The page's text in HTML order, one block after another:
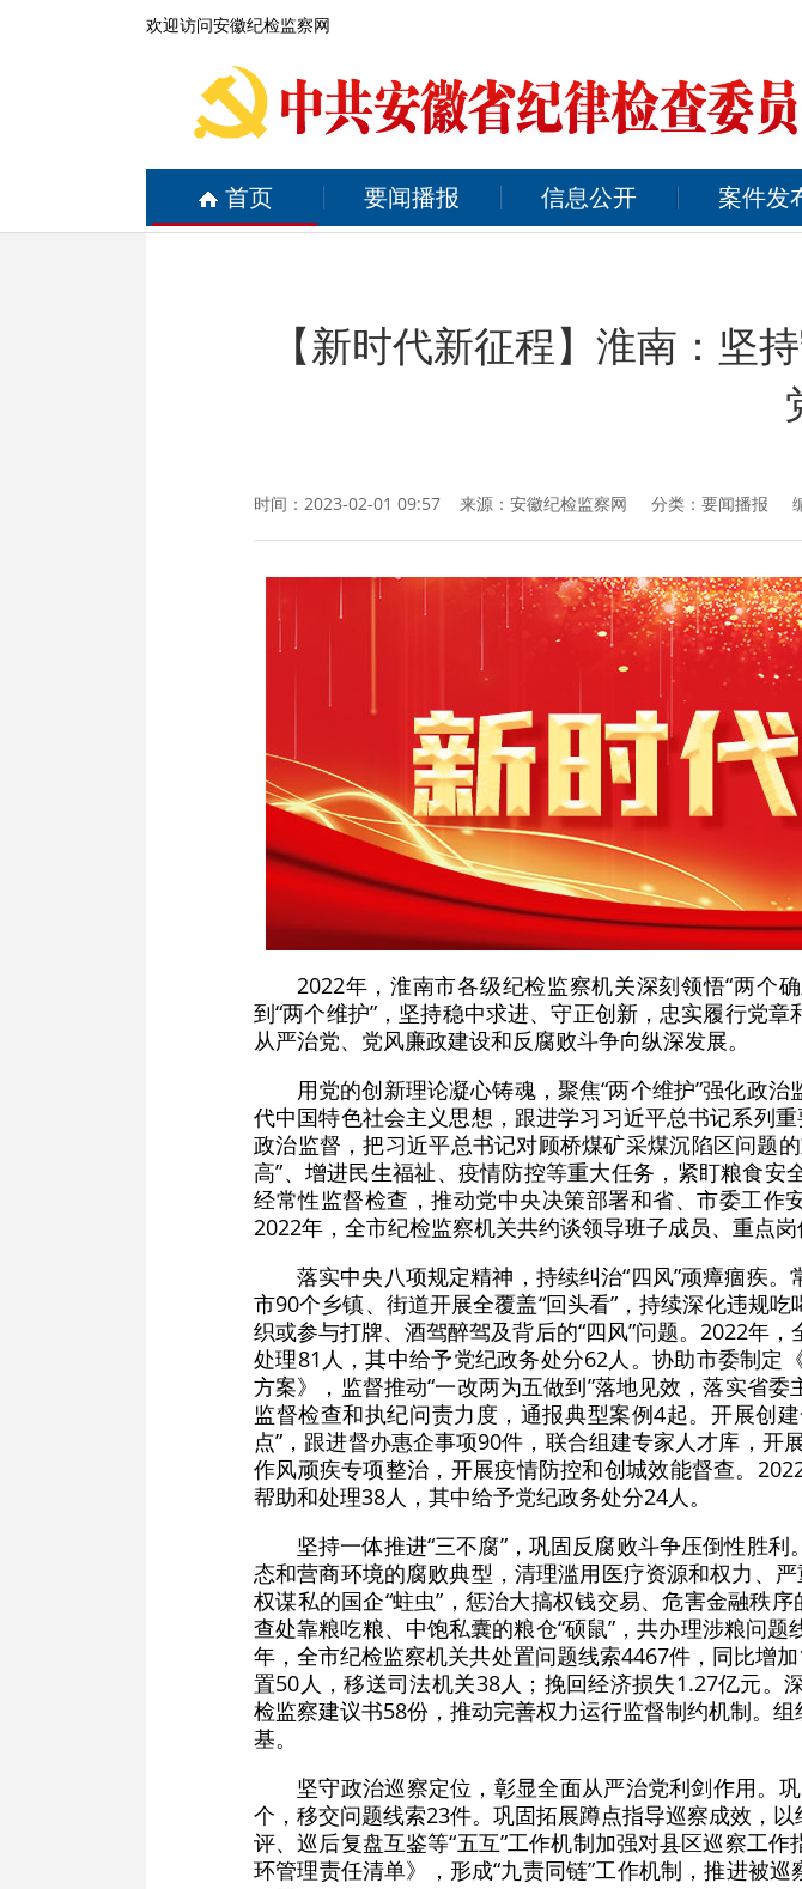
欢迎访问安徽纪检监察网
首页 要闻播报 信息公开 案件发
【新时代新征程】淮南：坚
时间：2023-02-01 09:57 来源： 安徽纪检监察网 分类：要闻播报 编
2022年，淮南市各级纪检监察机关深刻领悟“两个
到“两个维护”，坚持稳中求进、守正创新，忠实履行党
从严治党、党风廉政建设和反腐败斗争向纵深发展。
用党的创新理论凝心铸魂，聚焦“两个维护”强化政
代中国特色社会主义思想，跟进学习习近平总书记系列
政治监督，把习近平总书记对顾桥煤矿采煤沉陷区问题
高”、增进民生福祉、疫情防控等重大任务，紧盯粮食
经常性监督检查，推动党中央决策部署和省、市委工作
2022年，全市纪检监察机关共约谈领导班子成员、重点岗
落实中央八项规定精神，持续纠治“四风”顽瘴痼疾
市90个乡镇、街道开展全覆盖“回头看”，持续深化违规
织或参与打牌、酒驾醉驾及背后的“四风”问题。2022年
处理81人，其中给予党纪政务处分62人。协助市委制定
方案》，监督推动“一改两为五做到”落地见效，落实省
监督检查和执纪问责力度，通报典型案例4起。开展创
点”，跟进督办惠企事项90件，联合组建专家人才库，开
作风顽疾专项整治，开展疫情防控和创城效能督查。
帮助和处理38人，其中给予党纪政务处分24人。
坚持一体推进“三不腐”，巩固反腐败斗争压倒性胜
态和营商环境的腐败典型，清理滥用医疗资源和权力、
权谋私的国企“蛀虫”，惩治大搞权钱交易、危害金融秩
查处靠粮吃粮、中饱私囊的粮仓“硕鼠”，共办理涉粮问
年，全市纪检监察机关共处置问题线索4467件，同比增
置50人，移送司法机关38人；挽回经济损失1.27亿元
检监察建议书58份，推动完善权力运行监督制约机制。
基。
坚守政治巡察定位，彰显全面从严治党利剑作用。
个，移交问题线索23件。巩固拓展蹲点指导巡察成效，
评、巡后复盘互鉴等“五互”工作机制加强对县区巡察工
环管理责任清单》，形成“九责同链”工作机制，推进被